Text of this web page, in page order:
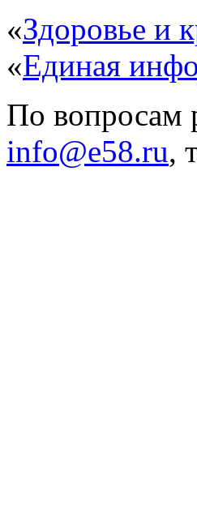
«Здоровье и
«Единая
По вопросам
info@e58.ru,